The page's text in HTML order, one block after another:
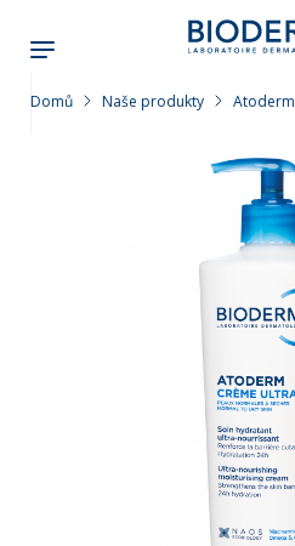
hlavnímu
obsahu
Domů Naše produkty Atoderm